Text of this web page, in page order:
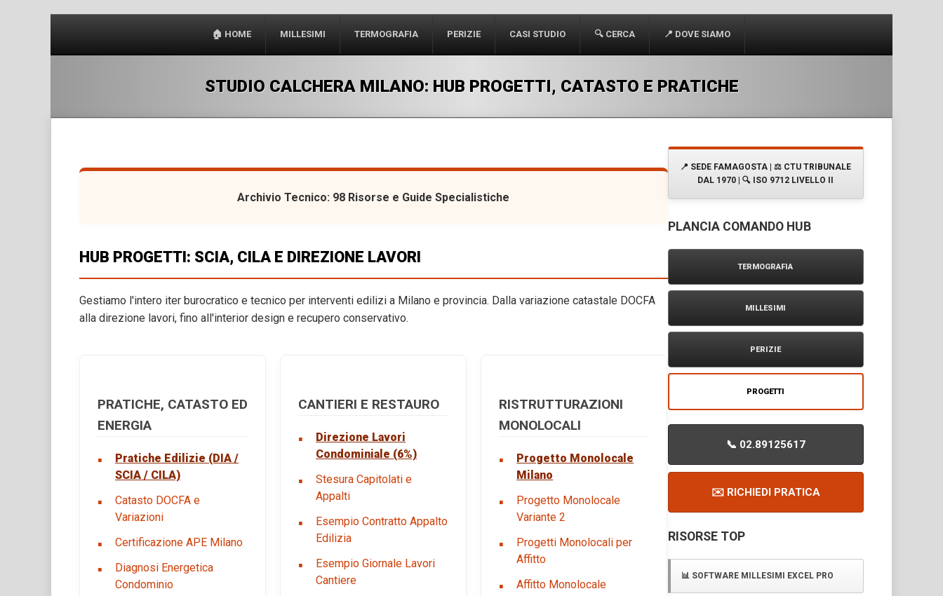
🏠 HOME MILLESIMI TERMOGRAFIA PERIZIE CASI STUDIO 🔍 CERCA 📍 DOVE SIAMO
STUDIO CALCHERA MILANO: HUB PROGETTI, CATASTO E PRATICHE
Archivio Tecnico: 98 Risorse e Guide Specialistiche
HUB PROGETTI: SCIA, CILA E DIREZIONE LAVORI
Gestiamo l'intero iter burocratico e tecnico per interventi edilizi a Milano e provincia. Dalla variazione catastale DOCFA
alla direzione lavori, fino all'interior design e recupero conservativo.
PRATICHE, CATASTO ED
ENERGIA
Pratiche Edilizie (DIA /
SCIA / CILA)
Catasto DOCFA e
Variazioni
Certificazione APE Milano
Diagnosi Energetica
Condominio
CANTIERI E RESTAURO
Direzione Lavori
Condominiale (6%)
Stesura Capitolati e
Appalti
Esempio Contratto Appalto
Edilizia
Esempio Giornale Lavori
Cantiere
RISTRUTTURAZIONI
MONOLOCALI
Progetto Monolocale
Milano
Progetto Monolocale
Variante 2
Progetti Monolocali per
Affitto
Affitto Monolocale
📍 SEDE FAMAGOSTA | ⚖️ CTU TRIBUNALE
DAL 1970 | 🔍 ISO 9712 LIVELLO II
PLANCIA COMANDO HUB
TERMOGRAFIA
MILLESIMI
PERIZIE
PROGETTI
📞 02.89125617
✉️ RICHIEDI PRATICA
RISORSE TOP
📊 SOFTWARE MILLESIMI EXCEL PRO